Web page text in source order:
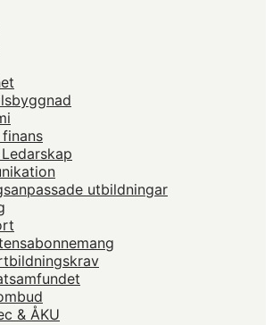
finans
utbildningar
& ÅKU